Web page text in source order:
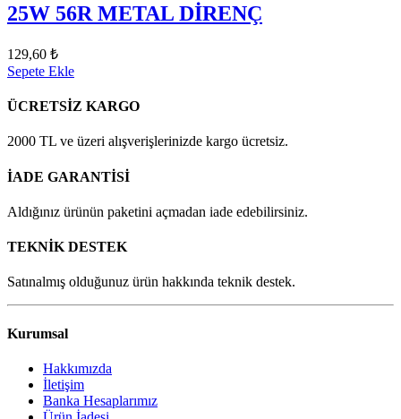
25W 56R METAL DİRENÇ
129,60 ₺
Sepete Ekle
ÜCRETSİZ KARGO
2000 TL ve üzeri alışverişlerinizde kargo ücretsiz.
İADE GARANTİSİ
Aldığınız ürünün paketini açmadan iade edebilirsiniz.
TEKNİK DESTEK
Satınalmış olduğunuz ürün hakkında teknik destek.
Kurumsal
Hakkımızda
İletişim
Banka Hesaplarımız